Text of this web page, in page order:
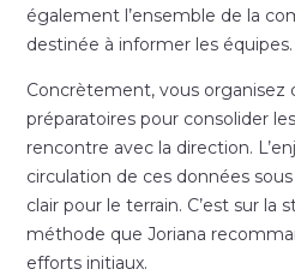
également l’ensemble de la
destinée à informer les équipes.
Concrètement, vous organisez
préparatoires pour consolider
rencontre avec la direction.
circulation de ces données
clair pour le terrain. C’est sur
méthode que Joriana
efforts initiaux.